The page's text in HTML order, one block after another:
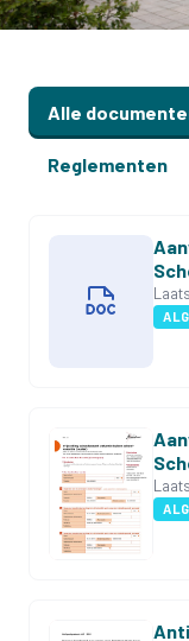
Alle
Reglementen